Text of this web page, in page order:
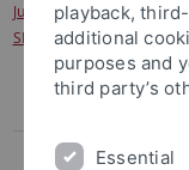
Jugendstrafrecht (mit
SPP 7a)
Lehrstühle
playback,
additional
purposes and
third party’s
Essential